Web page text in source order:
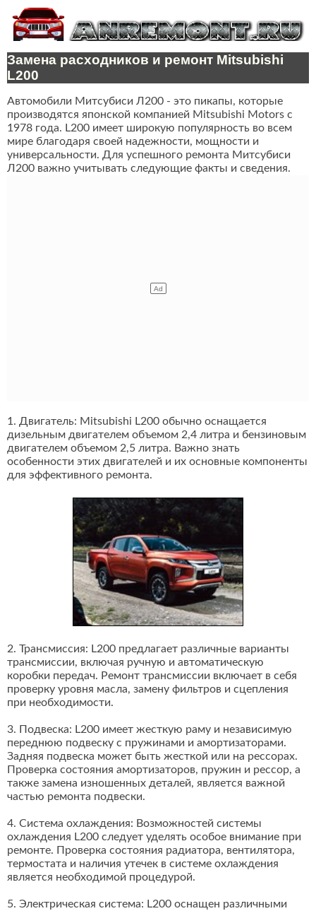
Замена расходников и ремонт Mitsubishi
L200
Автомобили Митсубиси Л200 - это пикапы, которые
производятся японской компанией Mitsubishi Motors с
1978 года. L200 имеет широкую популярность во всем
мире благодаря своей надежности, мощности и
универсальности. Для успешного ремонта Митсубиси
Л200 важно учитывать следующие факты и сведения.
1. Двигатель: Mitsubishi L200 обычно оснащается
дизельным двигателем объемом 2,4 литра и бензиновым
двигателем объемом 2,5 литра. Важно знать
особенности этих двигателей и их основные компоненты
для эффективного ремонта.
2. Трансмиссия: L200 предлагает различные варианты
трансмиссии, включая ручную и автоматическую
коробки передач. Ремонт трансмиссии включает в себя
проверку уровня масла, замену фильтров и сцепления
при необходимости.
3. Подвеска: L200 имеет жесткую раму и независимую
переднюю подвеску с пружинами и амортизаторами.
Задняя подвеска может быть жесткой или на рессорах.
Проверка состояния амортизаторов, пружин и рессор, а
также замена изношенных деталей, является важной
частью ремонта подвески.
4. Система охлаждения: Возможностей системы
охлаждения L200 следует уделять особое внимание при
ремонте. Проверка состояния радиатора, вентилятора,
термостата и наличия утечек в системе охлаждения
является необходимой процедурой.
5. Электрическая система: L200 оснащен различными